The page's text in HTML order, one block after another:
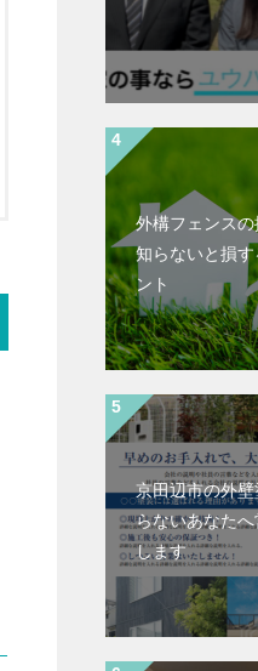
外構フェンスの
知らないと損
ント
京田辺市の外
らないあなた
します